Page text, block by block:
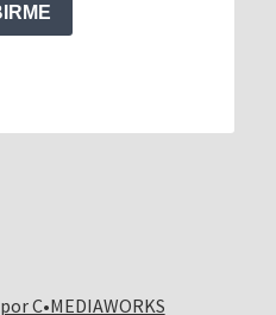
C•MEDIAWORKS